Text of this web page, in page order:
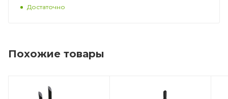
Достаточно
Похожие товары